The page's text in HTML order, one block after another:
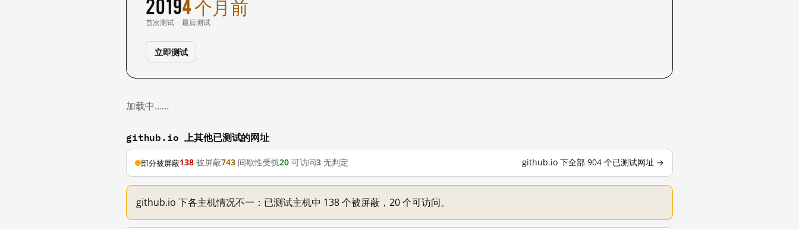
2019
首次测试
4 个月前
最后测试
立即测试
加载中……
github.io 上其他已测试的网址
部分被屏蔽138 被屏蔽743 间歇性受扰20 可访问3 无判定 github.io 下全部 904 个已测试网址 →
github.io 下各主机情况不一：已测试主机中 138 个被屏蔽，20 个可访问。